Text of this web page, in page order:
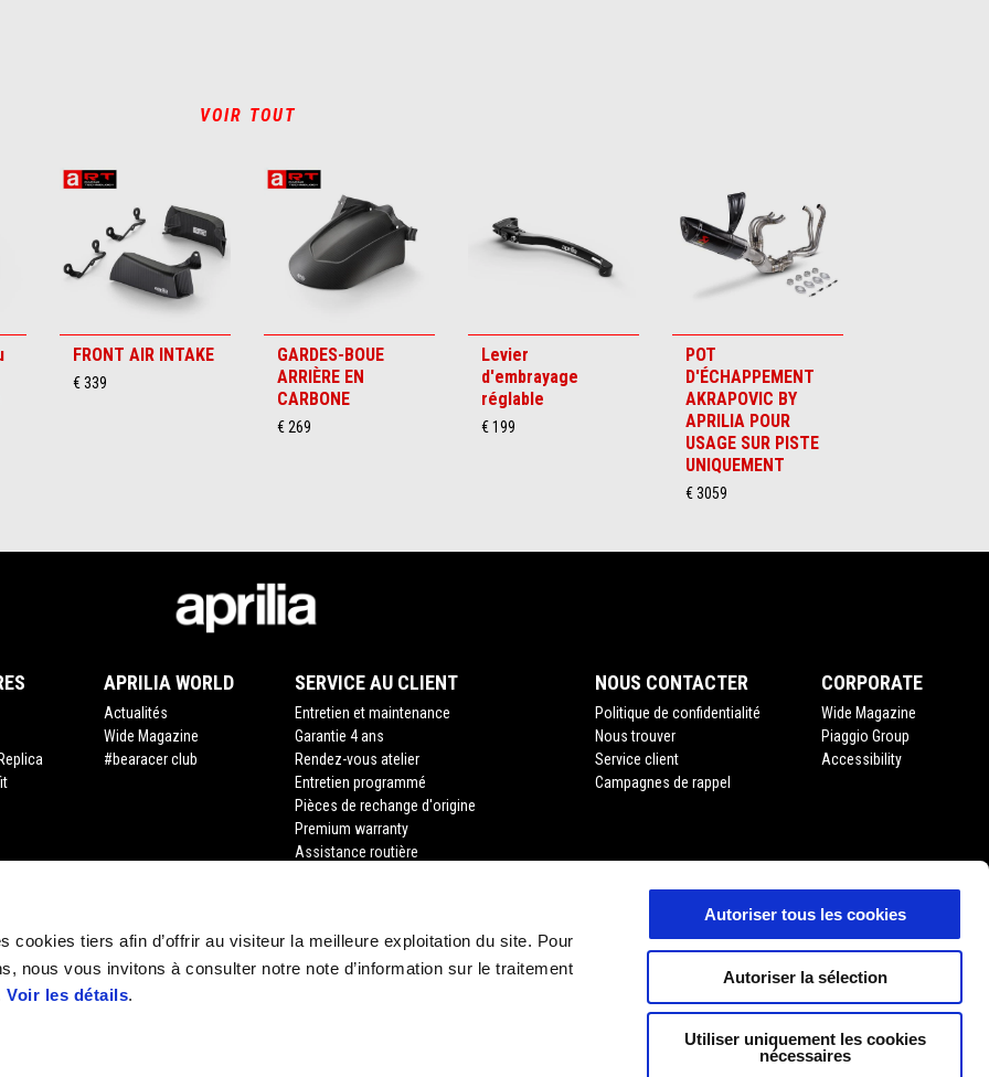
cookies tiers afin d’offrir au visiteur la meilleure exploitation du site. Pour
nous vous invitons à consulter notre note d’information sur le traitement
Voir les détails.
Autoriser tous les cookies
Autoriser la sélection
Utiliser uniquement les cookies
nécessaires
VOIR TOUT
FRONT AIR INTAKE
€ 339
GARDES-BOUE
ARRIÈRE EN
CARBONE
€ 269
Levier
d'embrayage
réglable
€ 199
POT
D'ÉCHAPPEMENT
AKRAPOVIC BY
APRILIA POUR
USAGE SUR PISTE
UNIQUEMENT
€ 3059
APRILIA WORLD
Actualités
Wide Magazine
#bearacer club
SERVICE AU CLIENT
Entretien et maintenance
Garantie 4 ans
Rendez-vous atelier
Entretien programmé
Pièces de rechange d'origine
Premium warranty
Assistance routière
Demande de documents
NOUS CONTACTER
Politique de confidentialité
Nous trouver
Service client
Campagnes de rappel
CORPORATE
Wide Magazine
Piaggio Group
Accessibility